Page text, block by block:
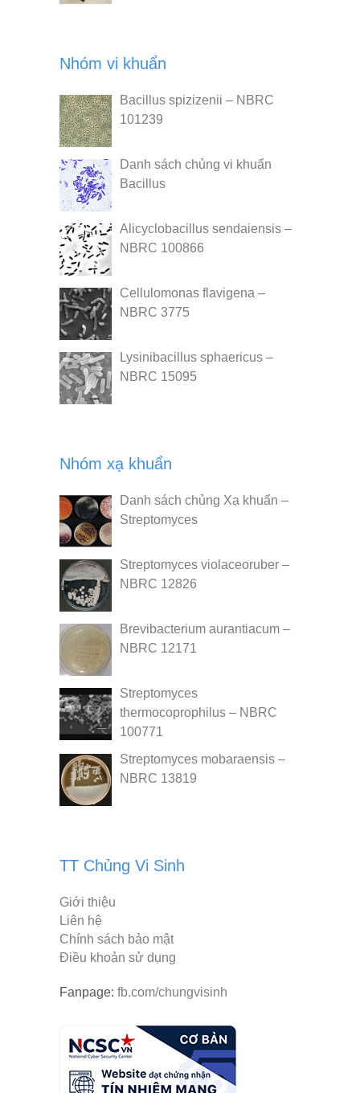
Nhóm vi khuẩn
Bacillus spizizenii – NBRC
101239
Danh sách chủng vi khuẩn
Bacillus
Alicyclobacillus sendaiensis –
NBRC 100866
Cellulomonas flavigena –
NBRC 3775
Lysinibacillus sphaericus –
NBRC 15095
Nhóm xạ khuẩn
Danh sách chủng Xạ khuẩn –
Streptomyces
Streptomyces violaceoruber –
NBRC 12826
Brevibacterium aurantiacum –
NBRC 12171
Streptomyces
thermocoprophilus – NBRC
100771
Streptomyces mobaraensis –
NBRC 13819
TT Chủng Vi Sinh
Giới thiệu
Liên hệ
Chính sách bảo mật
Điều khoản sử dụng
Fanpage: fb.com/chungvisinh